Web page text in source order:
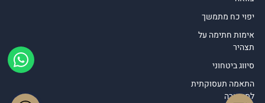
יפוי כח מתמשך
אימות חתימה על
תצהיר
סיווג ביטחוני
התאמה תעסוקתית
למשטרה